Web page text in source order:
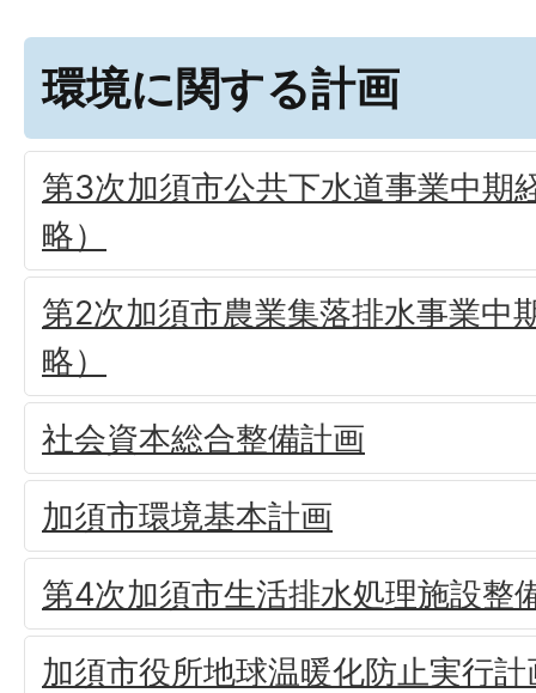
環境に関する計画
第3次加須市公共下水道事業中期
略）
第2次加須市農業集落排水事業中
略）
社会資本総合整備計画
加須市環境基本計画
第4次加須市生活排水処理施設整
加須市役所地球温暖化防止実行